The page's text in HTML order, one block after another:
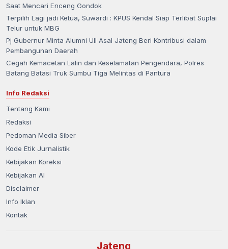
Saat Mencari Enceng Gondok
Terpilih Lagi jadi Ketua, Suwardi : KPUS Kendal Siap Terlibat Suplai
Telur untuk MBG
Pj Gubernur Minta Alumni UII Asal Jateng Beri Kontribusi dalam
Pembangunan Daerah
Cegah Kemacetan Lalin dan Keselamatan Pengendara, Polres
Batang Batasi Truk Sumbu Tiga Melintas di Pantura
Info Redaksi
Tentang Kami
Redaksi
Pedoman Media Siber
Kode Etik Jurnalistik
Kebijakan Koreksi
Kebijakan AI
Disclaimer
Info Iklan
Kontak
Jateng